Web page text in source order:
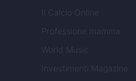
Il Calcio Online
Professione mamma
World Music
Investimenti Magazine